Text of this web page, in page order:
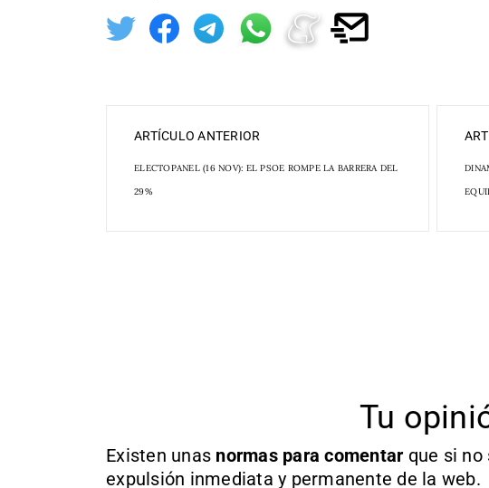
ARTÍCULO ANTERIOR
ELECTOPANEL (16 NOV): EL PSOE ROMPE LA BARRERA DEL
29%
Tu
Existen unas normas para comentar que si
expulsión inmediata y permanente de la web.